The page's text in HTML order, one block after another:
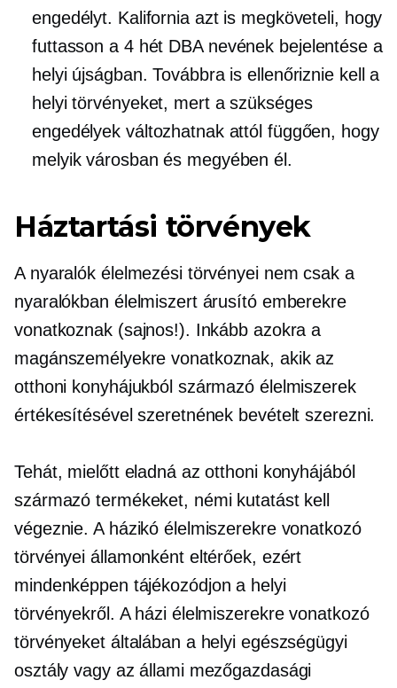
engedélyt. Kalifornia azt is megköveteli, hogy
futtasson a 4 hét DBA nevének bejelentése a
helyi újságban. Továbbra is ellenőriznie kell a
helyi törvényeket, mert a szükséges
engedélyek változhatnak attól függően, hogy
melyik városban és megyében él.
Háztartási törvények
A nyaralók élelmezési törvényei nem csak a
nyaralókban élelmiszert árusító emberekre
vonatkoznak (sajnos!). Inkább azokra a
magánszemélyekre vonatkoznak, akik az
otthoni konyhájukból származó élelmiszerek
értékesítésével szeretnének bevételt szerezni.
Tehát, mielőtt eladná az otthoni konyhájából
származó termékeket, némi kutatást kell
végeznie. A házikó élelmiszerekre vonatkozó
törvényei államonként eltérőek, ezért
mindenképpen tájékozódjon a helyi
törvényekről. A házi élelmiszerekre vonatkozó
törvényeket általában a helyi egészségügyi
osztály vagy az állami mezőgazdasági